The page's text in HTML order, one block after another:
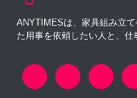
ANYTIMESは、家具組み立
た用事を依頼したい人と、仕